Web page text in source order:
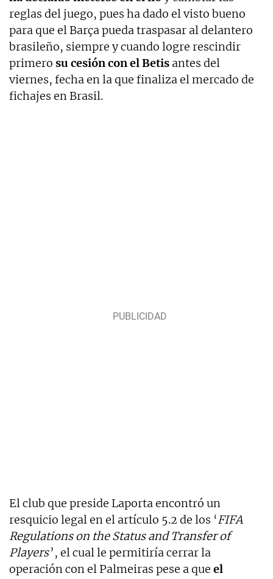
reglas del juego, pues ha dado el visto bueno
para que el Barça pueda traspasar al delantero
brasileño, siempre y cuando logre rescindir
primero su cesión con el Betis antes del
viernes, fecha en la que finaliza el mercado de
fichajes en Brasil.
El club que preside Laporta encontró un
resquicio legal en el artículo 5.2 de los ‘FIFA
Regulations on the Status and Transfer of
Players’, el cual le permitiría cerrar la
operación con el Palmeiras pese a que el